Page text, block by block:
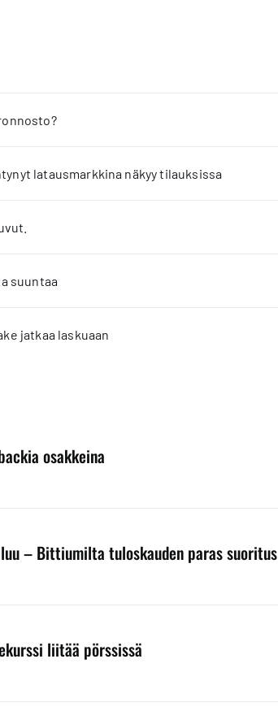
latausmarkkina näkyy tilauksissa
suuntaa
jatkaa laskuaan
osakkeina
– Bittiumilta tuloskauden paras suoritus
liitää pörssissä